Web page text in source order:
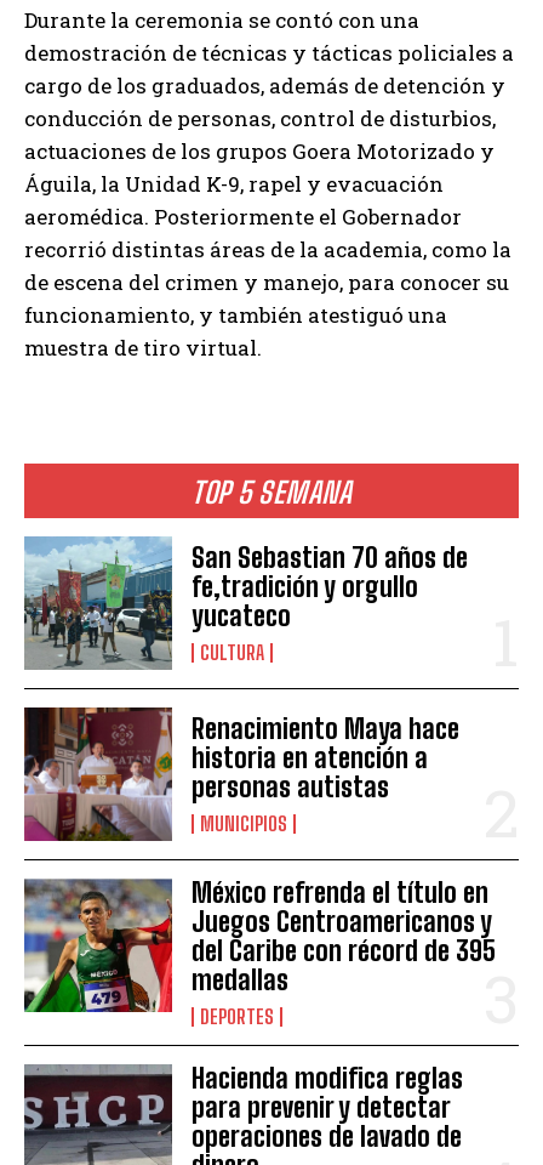
TOP 5 SEMANA
San Sebastian 70 años de
fe,tradición y orgullo
yucateco
CULTURA
Renacimiento Maya hace
historia en atención a
personas autistas
MUNICIPIOS
México refrenda el título en
Juegos Centroamericanos y
del Caribe con récord de 395
medallas
DEPORTES
Hacienda modifica reglas
para prevenir y detectar
operaciones de lavado de
Durante la ceremonia se contó con una
demostración de técnicas y tácticas policiales a
cargo de los graduados, además de detención y
conducción de personas, control de disturbios,
actuaciones de los grupos Goera Motorizado y
Águila, la Unidad K-9, rapel y evacuación
aeromédica. Posteriormente el Gobernador
recorrió distintas áreas de la academia, como la
de escena del crimen y manejo, para conocer su
funcionamiento, y también atestiguó una
muestra de tiro virtual.